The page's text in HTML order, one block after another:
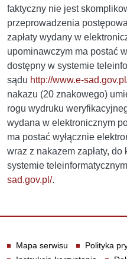
faktyczny nie jest
przeprowadzenia
zapłaty wydany w
upominawczym ma postać
dostępny w systemie
sądu http://www.e-
nakazu (20 znakowego)
rogu wydruku
wydana w elektronicznym
ma postać wyłącznie
wraz z nakazem zapłaty, do
systemie
sad.gov.pl/.
Mapa serwisu
Polityka